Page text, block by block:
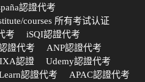
認證代考
courses 所有考试认证
考
iSQI認證代考
證代考
ANP認證代考
認證
Udemy認證代考
認證代考
APAC認證代考